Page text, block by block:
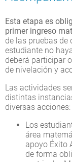
Esta etapa es
primer ingreso
de las pruebas de
estudiante no
deberá participar
de nivelación y
Las actividades
distintas
diversas acciones:
Los
área
apoyo Éxito
de forma